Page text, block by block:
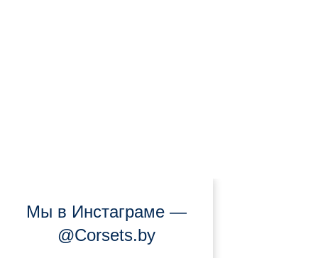
Мы в Инстаграме —
@Corsets.by